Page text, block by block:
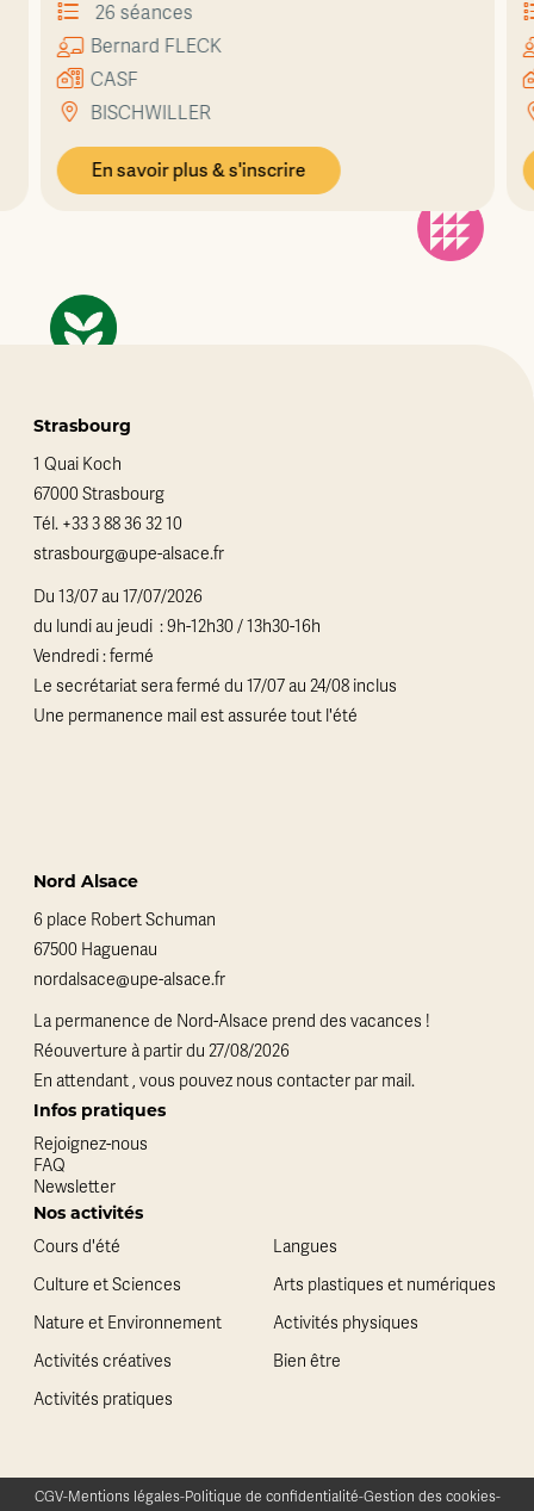
26 séances
Bernard FLECK
CASF
BISCHWILLER
En savoir plus & s'inscrire
Strasbourg
1 Quai Koch
67000 Strasbourg
Tél. +33 3 88 36 32 10
strasbourg@upe-alsace.fr
Du 13/07 au 17/07/2026
du lundi au jeudi : 9h-12h30 / 13h30-16h
Vendredi : fermé
Le secrétariat sera fermé du 17/07 au 24/08 inclus
Une permanence mail est assurée tout l'été
Nord Alsace
6 place Robert Schuman
67500 Haguenau
nordalsace@upe-alsace.fr
La permanence de Nord-Alsace prend des vacances !
Réouverture à partir du 27/08/2026
En attendant , vous pouvez nous contacter par mail.
Infos pratiques
Rejoignez-nous
FAQ
Newsletter
Nos activités
Cours d'été
Langues
Culture et Sciences
Arts plastiques et numériques
Nature et Environnement
Activités physiques
Activités créatives
Bien être
Activités pratiques
CGV-Mentions légales-Politique de confidentialité-Gestion des cookies-